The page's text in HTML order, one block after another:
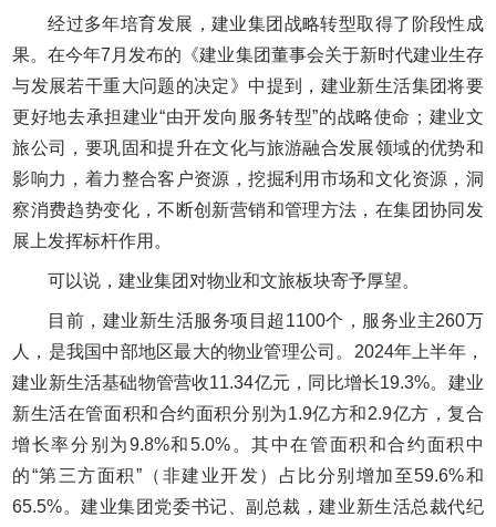
经过多年培育发展，建业集团战略转型取得了阶段性成
果。在今年7月发布的《建业集团董事会关于新时代建业生存
与发展若干重大问题的决定》中提到，建业新生活集团将要
更好地去承担建业“由开发向服务转型”的战略使命；建业文
旅公司，要巩固和提升在文化与旅游融合发展领域的优势和
影响力，着力整合客户资源，挖掘利用市场和文化资源，洞
察消费趋势变化，不断创新营销和管理方法，在集团协同发
展上发挥标杆作用。
可以说，建业集团对物业和文旅板块寄予厚望。
目前，建业新生活服务项目超1100个，服务业主260万
人，是我国中部地区最大的物业管理公司。2024年上半年，
建业新生活基础物管营收11.34亿元，同比增长19.3%。建业
新生活在管面积和合约面积分别为1.9亿方和2.9亿方，复合
增长率分别为9.8%和5.0%。其中在管面积和合约面积中
的“第三方面积”（非建业开发）占比分别增加至59.6%和
65.5%。建业集团党委书记、副总裁，建业新生活总裁代纪